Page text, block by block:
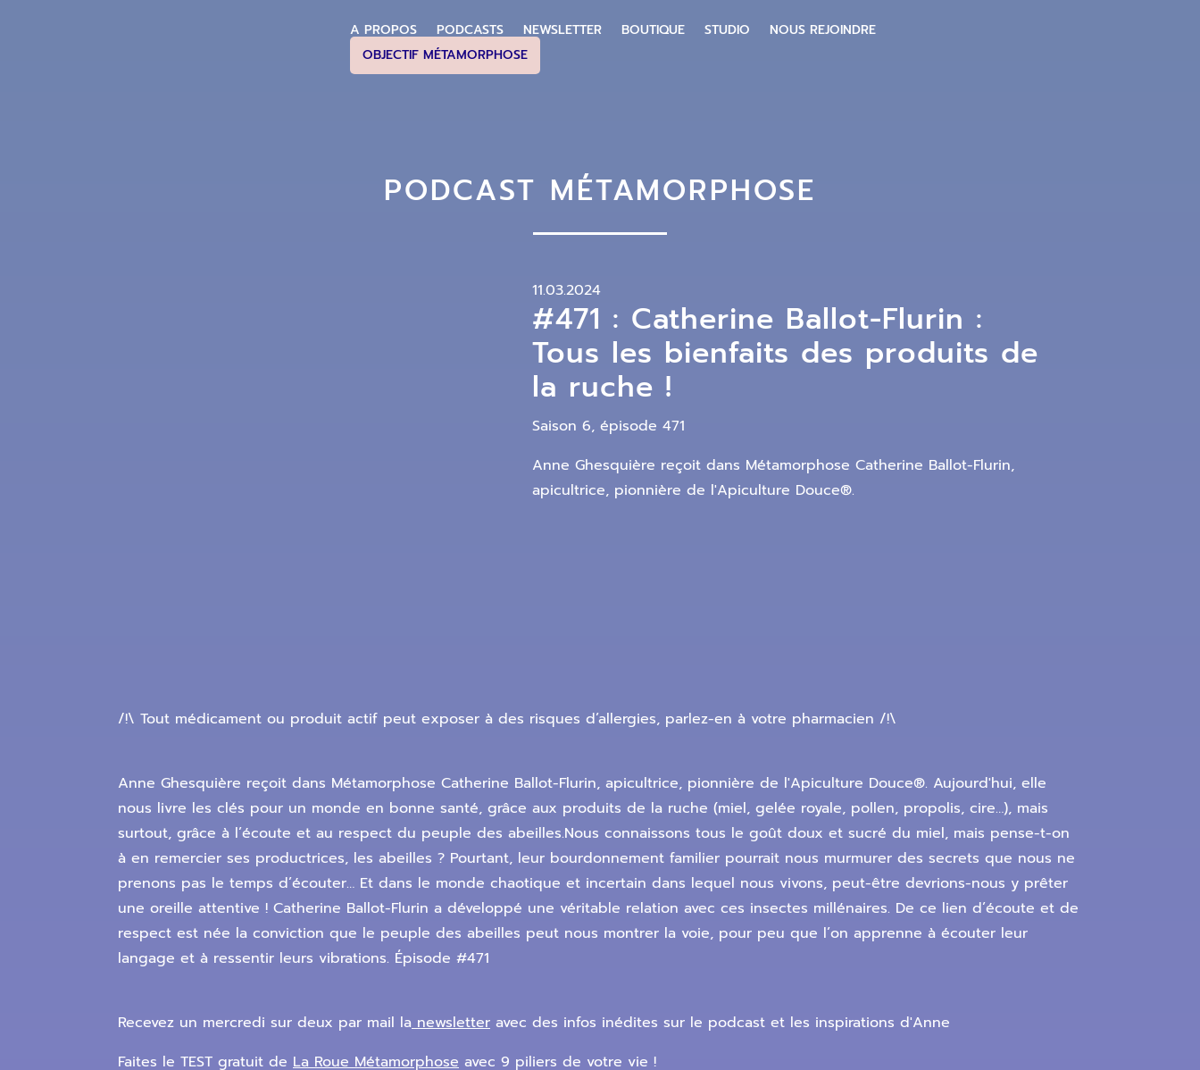
A PROPOS PODCASTS NEWSLETTER BOUTIQUE STUDIO
NOUS REJOINDRE
OBJECTIF MÉTAMORPHOSE
PODCAST MÉTAMORPHOSE
11.03.2024
#471 : Catherine Ballot-Flurin :
Tous les bienfaits des produits de
la ruche !
Saison 6, épisode 471
Anne Ghesquière reçoit dans Métamorphose Catherine Ballot-Flurin,
apicultrice, pionnière de l'Apiculture Douce®.
/!\ Tout médicament ou produit actif peut exposer à des risques d’allergies, parlez-en à votre pharmacien /!\
Anne Ghesquière reçoit dans Métamorphose Catherine Ballot-Flurin, apicultrice, pionnière de l'Apiculture Douce®. Aujourd'hui, elle
nous livre les clés pour un monde en bonne santé, grâce aux produits de la ruche (miel, gelée royale, pollen, propolis, cire…), mais
surtout, grâce à l’écoute et au respect du peuple des abeilles.Nous connaissons tous le goût doux et sucré du miel, mais pense-t-on
à en remercier ses productrices, les abeilles ? Pourtant, leur bourdonnement familier pourrait nous murmurer des secrets que nous ne
prenons pas le temps d’écouter… Et dans le monde chaotique et incertain dans lequel nous vivons, peut-être devrions-nous y prêter
une oreille attentive ! Catherine Ballot-Flurin a développé une véritable relation avec ces insectes millénaires. De ce lien d’écoute et de
respect est née la conviction que le peuple des abeilles peut nous montrer la voie, pour peu que l’on apprenne à écouter leur
langage et à ressentir leurs vibrations. Épisode #471
Recevez un mercredi sur deux par mail lanewsletter avec des infos inédites sur le podcast et les inspirations d'Anne
Faites le TEST gratuit de La Roue Métamorphose avec 9 piliers de votre vie !